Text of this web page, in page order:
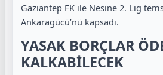
Gaziantep FK ile Nesine 2. Lig
Ankaragücü’nü kapsadı.
YASAK BORÇLAR
KALKABİLECEK